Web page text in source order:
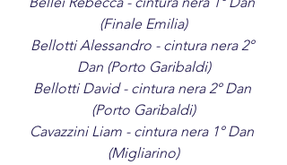
(Finale Emilia)
Bellotti Alessandro - cintura nera 2°
Dan (Porto Garibaldi)
Bellotti David - cintura nera 2° Dan
(Porto Garibaldi)
Cavazzini Liam - cintura nera 1° Dan
(Migliarino)